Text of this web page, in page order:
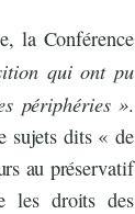
la Conférence
qui ont pu
périphéries ».
sujets dits « de
au préservatif
les droits des